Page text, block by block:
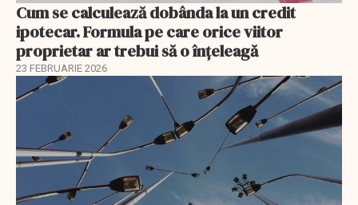
Cum se calculează dobânda la un credit
ipotecar. Formula pe care orice viitor
proprietar ar trebui să o înțeleagă
23 FEBRUARIE 2026